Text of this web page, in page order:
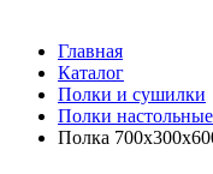
Главная
Каталог
Полки и сушилки
Полки настольные
Полка